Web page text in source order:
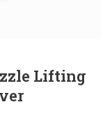
Lifting